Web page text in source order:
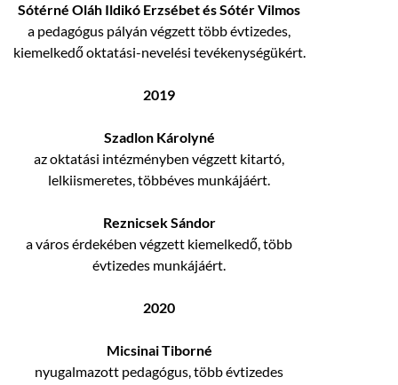
Sótérné Oláh Ildikó Erzsébet és Sótér Vilmos
a pedagógus pályán végzett több évtizedes,
kiemelkedő oktatási-nevelési tevékenységükért.
2019
Szadlon Károlyné
az oktatási intézményben végzett kitartó,
lelkiismeretes, többéves munkájáért.
Reznicsek Sándor
a város érdekében végzett kiemelkedő, több
évtizedes munkájáért.
2020
Micsinai Tiborné
nyugalmazott pedagógus, több évtizedes